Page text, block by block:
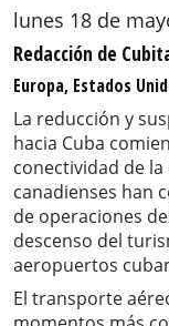
lunes 18 de
Redacción de
Europa, Estados
La reducción y
hacia Cuba
conectividad de
canadienses han
de operaciones
descenso del
aeropuertos
El transporte